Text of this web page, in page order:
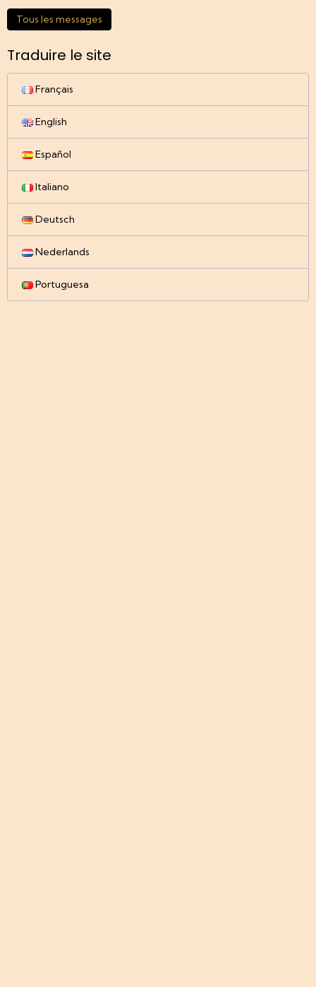
Tous les messages
Traduire le site
Français
English
Español
Italiano
Deutsch
Nederlands
Portuguesa